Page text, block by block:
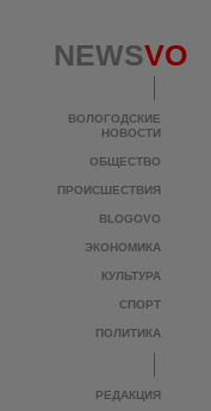
NEWSVO
ВОЛОГОДСКИЕ
НОВОСТИ
ОБЩЕСТВО
ПРОИСШЕСТВИЯ
BLOGOVO
ЭКОНОМИКА
КУЛЬТУРА
СПОРТ
ПОЛИТИКА
РЕДАКЦИЯ